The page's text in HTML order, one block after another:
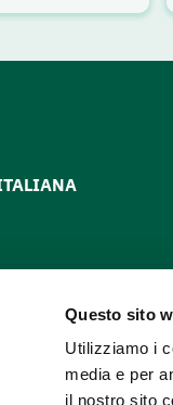
Questo sito
Utilizziamo i
media e per
il nostro sito